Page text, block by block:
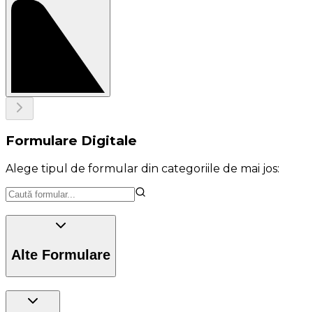
Formulare Digitale
Alege tipul de formular din categoriile de mai jos:
Alte Formulare